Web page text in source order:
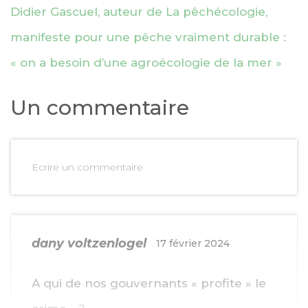
Didier Gascuel, auteur de La pêchécologie,
manifeste pour une pêche vraiment durable :
« on a besoin d’une agroécologie de la mer »
Un commentaire
Ecrire un commentaire
dany voltzenlogel 17 février 2024
A qui de nos gouvernants « profite » le